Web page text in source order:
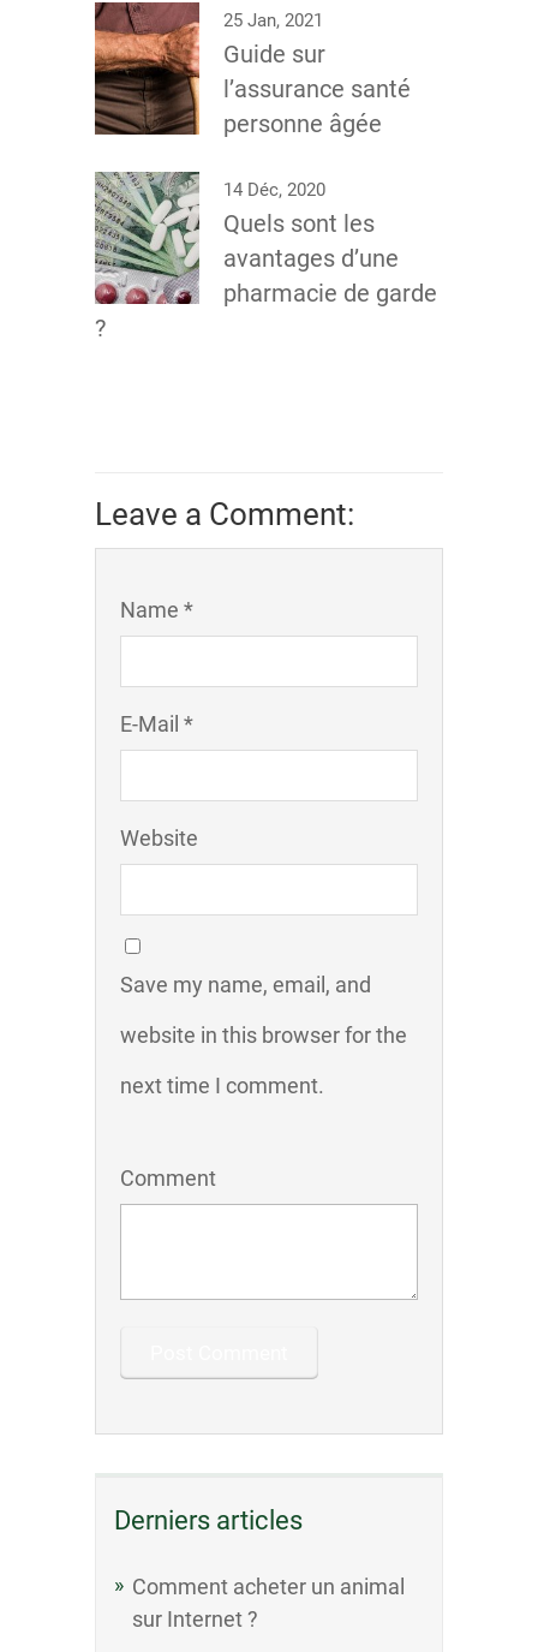
Derniers articles
Comment acheter un animal
sur Internet ?
25 Jan, 2021
Guide sur
l’assurance santé
personne âgée
14 Déc, 2020
Quels sont les
avantages d’une
pharmacie de garde
?
Leave a Comment:
Name *
E-Mail *
Website
Save my name, email, and
website in this browser for the
next time I comment.
Comment